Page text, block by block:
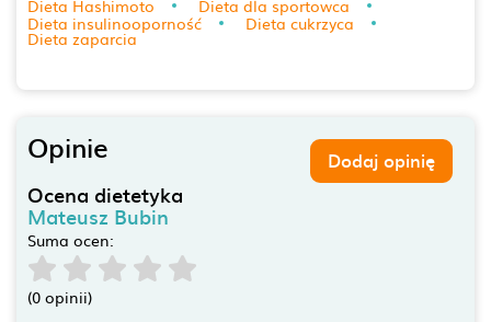
Dieta Hashimoto
Dieta dla sportowca
Dieta insulinooporność
Dieta cukrzyca
Dieta zaparcia
Opinie Dodaj opinię
Ocena dietetyka
Mateusz Bubin
Suma ocen:
(0 opinii)